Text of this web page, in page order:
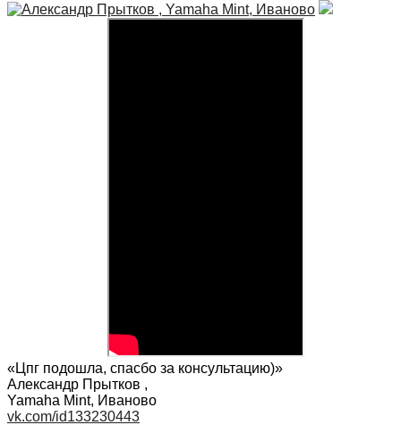
«Цпг подошла, спасбо за консультацию)»
Александр Прытков ,
Yamaha Mint, Иваново
vk.com/id133230443